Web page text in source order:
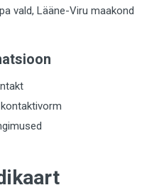
vald, Lääne-Viru maakond